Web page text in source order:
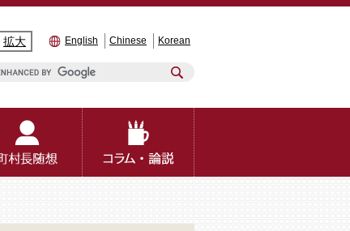
拡大 English Chinese Korean